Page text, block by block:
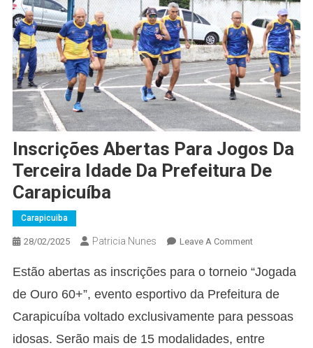
Inscrições Abertas Para Jogos Da
Terceira Idade Da Prefeitura De
Carapicuíba
Carapicuiba
28/02/2025 Patricia Nunes Leave A CommentOn
Abertas
Da
Terceira
Estão abertas as inscrições para o torneio “Jogada
de Ouro 60+”, evento esportivo da Prefeitura de
Carapicuíba voltado exclusivamente para pessoas
idosas. Serão mais de 15 modalidades, entre